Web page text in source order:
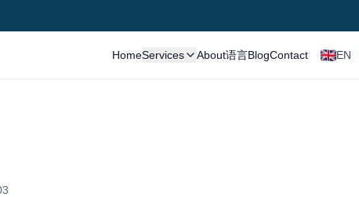
HomeServices About语言BlogContact EN